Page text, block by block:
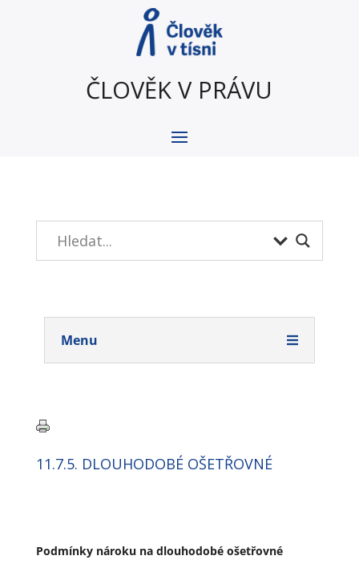
ČLOVĚK V PRÁVU
Menu
11.7.5. DLOUHODOBÉ OŠETŘOVNÉ
Podmínky nároku na dlouhodobé ošetřovné